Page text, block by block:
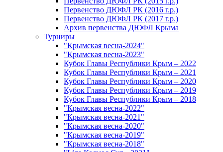
Первенство ДЮФЛ РК (2016 г.р.)
Первенство ДЮФЛ РК (2017 г.р.)
Архив первенства ДЮФЛ Крыма
Турниры
"Крымская весна-2024"
"Крымская весна-2023"
Кубок Главы Республики Крым – 2022
Кубок Главы Республики Крым – 2021
Кубок Главы Республики Крым – 2020
Кубок Главы Республики Крым – 2019
Кубок Главы Республики Крым – 2018
"Крымская весна-2022"
"Крымская весна-2021"
"Крымская весна-2020"
"Крымская весна-2019"
"Крымская весна-2018"